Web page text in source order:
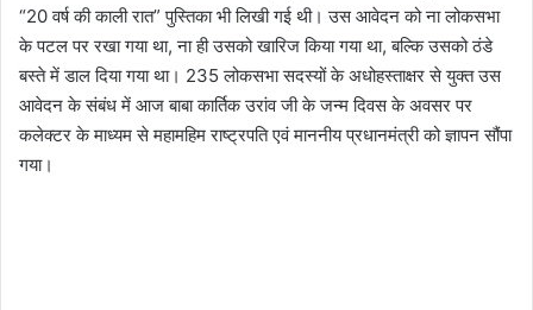
“20 वर्ष की काली रात” पुस्तिका भी लिखी गई थी। उस आवेदन को ना लोकसभा
के पटल पर रखा गया था, ना ही उसको खारिज किया गया था, बल्कि उसको ठंडे
बस्ते में डाल दिया गया था। 235 लोकसभा सदस्यों के अधोहस्ताक्षर से युक्त उस
आवेदन के संबंध में आज बाबा कार्तिक उरांव जी के जन्म दिवस के अवसर पर
कलेक्टर के माध्यम से महामहिम राष्ट्रपति एवं माननीय प्रधानमंत्री को ज्ञापन सौंपा
गया।